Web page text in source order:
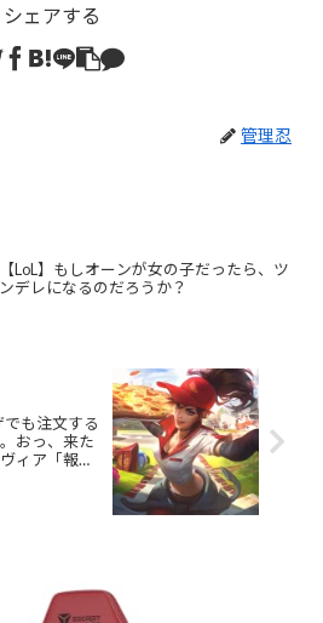
シェアする
管理忍
【LoL】もしオーンが女の子だったら、ツ
ンデレになるのだろうか？
でも注文する
おっ、来た